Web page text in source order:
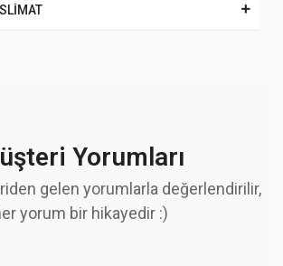
Yorumları
gelen yorumlarla değerlendirilir,
yorum bir hikayedir :)